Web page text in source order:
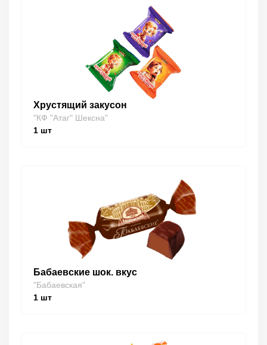
Хрустящий закусон
"КФ "Атаг" Шексна"
1 шт
Бабаевские шок. вкус
"Бабаевская"
1 шт